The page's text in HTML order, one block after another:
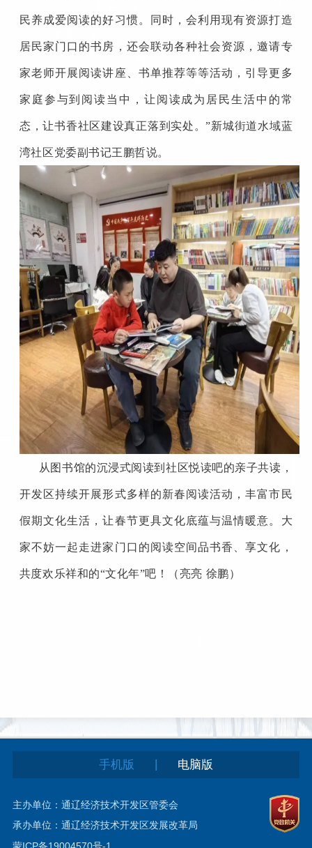
民养成爱阅读的好习惯。同时，会利用现有资源打造
居民家门口的书房，还会联动各种社会资源，邀请专
家老师开展阅读讲座、书单推荐等等活动，引导更多
家庭参与到阅读当中，让阅读成为居民生活中的常
态，让书香社区建设真正落到实处。”新城街道水域蓝
湾社区党委副书记王鹏哲说。
从图书馆的沉浸式阅读到社区悦读吧的亲子共读，
开发区持续开展形式多样的新春阅读活动，丰富市民
假期文化生活，让春节更具文化底蕴与温情暖意。大
家不妨一起走进家门口的阅读空间品书香、享文化，
共度欢乐祥和的“文化年”吧！（亮亮 徐鹏）
手机版 电脑版
主办单位：通辽经济技术开发区管委会
承办单位：通辽经济技术开发区发展改革局
蒙ICP备19004570号-1